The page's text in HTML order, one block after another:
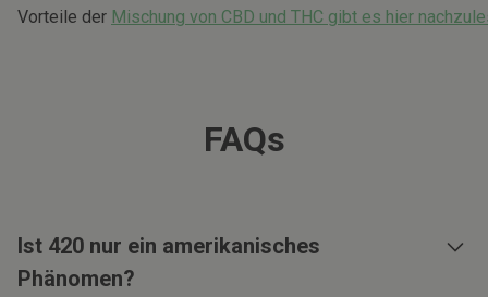
Vorteile der Mischung von CBD und THC gibt es hier
FAQs
Ist 420 nur ein amerikanisches
Phänomen?